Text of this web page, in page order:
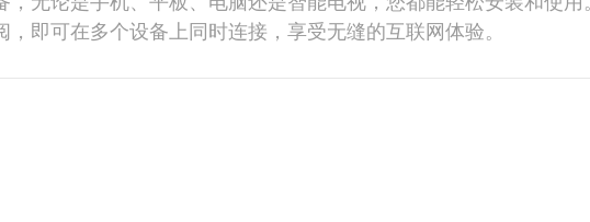
，即可在多个设备上同时连接，享受无缝的互联网体验。